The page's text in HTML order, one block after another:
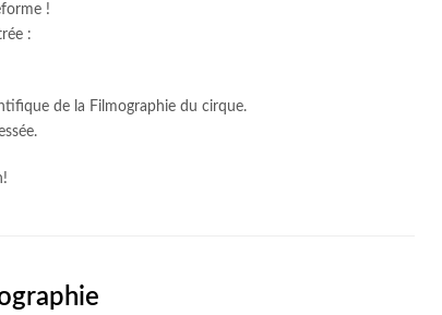
!
:
de la Filmographie du cirque.